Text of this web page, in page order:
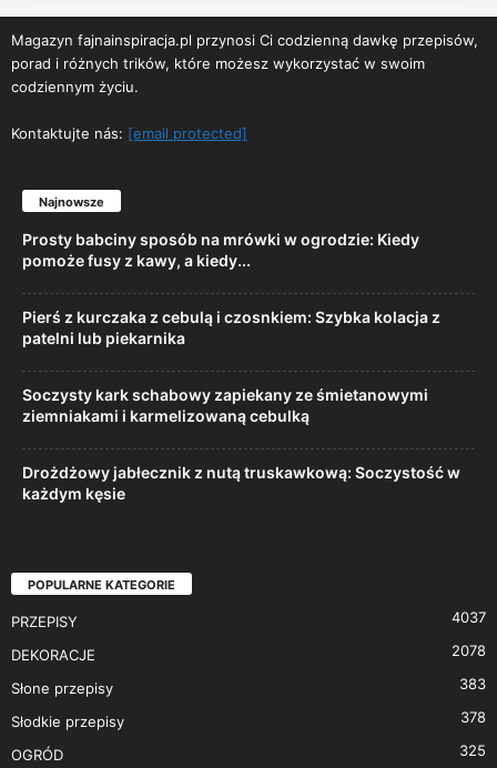
Magazyn fajnainspiracja.pl przynosi Ci codzienną dawkę przepisów,
porad i różnych trików, które możesz wykorzystać w swoim
codziennym życiu.
Kontaktujte nás: [email protected]
Najnowsze
Prosty babciny sposób na mrówki w ogrodzie: Kiedy
pomoże fusy z kawy, a kiedy...
Pierś z kurczaka z cebulą i czosnkiem: Szybka kolacja z
patelni lub piekarnika
Soczysty kark schabowy zapiekany ze śmietanowymi
ziemniakami i karmelizowaną cebulką
Drożdżowy jabłecznik z nutą truskawkową: Soczystość w
każdym kęsie
POPULARNE KATEGORIE
PRZEPISY 4037
DEKORACJE 2078
Słone przepisy 383
Słodkie przepisy 378
OGRÓD 325